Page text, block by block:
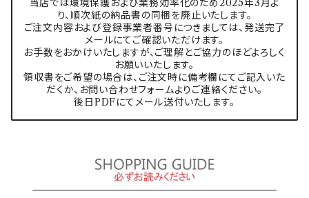
当店では環境保護および業務効率化のため2025年3月よ
り、順次紙の納品書の同梱を廃止いたします。
ご注文内容および登録事業者番号につきましては、発送完了
メールにてご確認いただけます。
お手数をおかけいたしますが、ご理解とご協力のほどよろしく
お願いいたします。
領収書をご希望の場合は、ご注文時に備考欄にてご記入いた
だくか、お問い合わせフォームよりご連絡ください。
後日PDFにてメール送付いたします。